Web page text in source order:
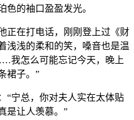
色的袖口盈盈发光。
正在打电话，刚刚登上过《财
浅浅的柔和的笑，嗓音也是温
我怎么可能忘记今天，晚上
裙子。”
“宁总，你对夫人实在太体贴
是让人羡慕。”